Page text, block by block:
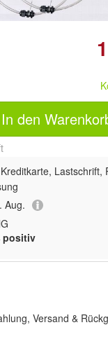
In den
Lastschrift,
Aug.
positiv
Versand &